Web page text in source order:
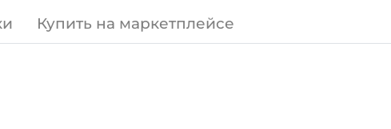
Купить на маркетплейсе